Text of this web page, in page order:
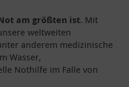
am größten ist. Mit
weltweiten
anderem medizinische
Wasser,
Nothilfe im Falle von